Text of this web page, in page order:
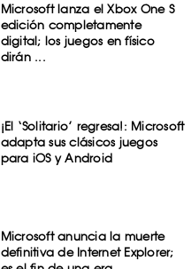
Microsoft lanza el Xbox One S
edición completamente
digital; los juegos en físico
dirán ...
¡El ‘Solitario’ regresa!: Microsoft
adapta sus clásicos juegos
para iOS y Android
Microsoft anuncia la muerte
definitiva de Internet Explorer;